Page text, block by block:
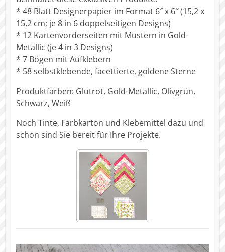
* 48 Blatt Designerpapier im Format 6″ x 6″ (15,2 x
15,2 cm; je 8 in 6 doppelseitigen Designs)
* 12 Kartenvorderseiten mit Mustern in Gold-
Metallic (je 4 in 3 Designs)
* 7 Bögen mit Aufklebern
* 58 selbstklebende, facettierte, goldene Sterne
Produktfarben: Glutrot, Gold-Metallic, Olivgrün,
Schwarz, Weiß
Noch Tinte, Farbkarton und Klebemittel dazu und
schon sind Sie bereit für Ihre Projekte.